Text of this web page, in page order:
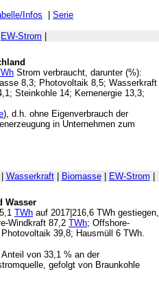
Infos Serie
EW-Strom
Strom verbraucht, darunter (%):
8,3; Photovoltaik 8,5; Wasserkraft
Steinkohle 14; Kernenergie 13,3;
), d.h. ohne Eigenverbrauch der
in Unternehmen zum
Wasserkraft| Biomasse| EW-Strom
Wasser
TWh auf 2017|216,6 TWh gestiegen,
Windkraft 87,2 TWh; Offshore-
39,8; Hausmüll 6 TWh.
von 33,1 % an der
gefolgt von Braunkohle